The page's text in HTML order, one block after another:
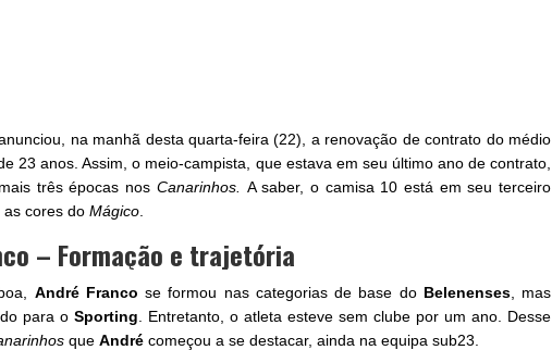
na manhã desta quarta-feira (22), a renovação de contrato do médio
de 23 anos. Assim, o meio-campista, que estava em seu último ano de contrato,
três épocas nos Canarinhos. A saber, o camisa 10 está em seu terceiro
cores do Mágico
– Formação e trajetória
André Franco se formou nas categorias de base do Belenenses, mas
para o Sporting . Entretanto, o atleta esteve sem clube por um ano. Desse
que André começou a se destacar, ainda na equipa sub23.